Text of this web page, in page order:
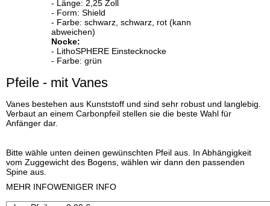
- Länge: 2,25 Zoll
- Form: Shield
- Farbe: schwarz, schwarz, rot (kann
abweichen)
Nocke:
- LithoSPHERE Einstecknocke
- Farbe: grün
Pfeile - mit Vanes
Vanes bestehen aus Kunststoff und sind sehr robust und langlebig.
Verbaut an einem Carbonpfeil stellen sie die beste Wahl für
Anfänger dar.
Bitte wähle unten deinen gewünschten Pfeil aus. In Abhängigkeit
vom Zuggewicht des Bogens, wählen wir dann den passenden
Spine aus.
x
MEHR INFOWENIGER INFO